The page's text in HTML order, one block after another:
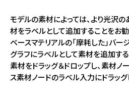
モデルの素材によっては、より光沢
材をラベルとして追加することをお
ベースマテリアルの「摩耗した」バー
グラフにラベルとして素材を追加す
素材をドラッグ＆ドロップし、素材ノ
ス素材ノードのラベル入力にドラッグ